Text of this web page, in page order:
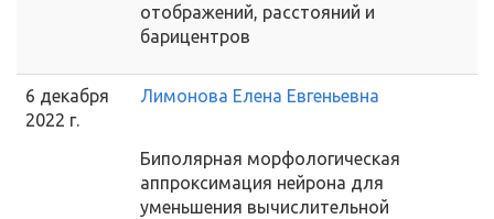
отображений, расстояний и
барицентров
6 декабря
2022 г.
Лимонова Елена Евгеньевна
Биполярная морфологическая
аппроксимация нейрона для
уменьшения вычислительной